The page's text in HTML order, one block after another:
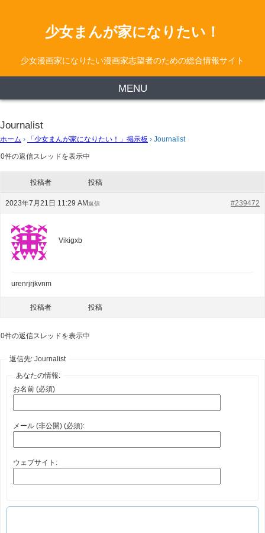
少女まんが家になりたい！
少女漫画家になりたい漫画家志望者のための総合情報サイト
MENU
Journalist
ホーム › 「少女まんが家になりたい！」掲示板 › Journalist
0件の返信スレッドを表示中
投稿者 投稿
2023年7月21日 11:29 AM #239472
返信
Vikigxb
urenrjrjkvnm
投稿者 投稿
0件の返信スレッドを表示中
返信先: Journalist
あなたの情報:
お名前 (必須)
メール (非公開) (必須):
ウェブサイト: